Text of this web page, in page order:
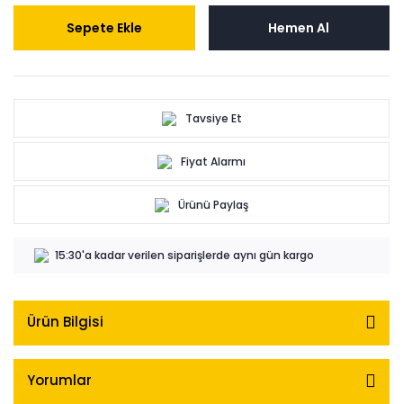
Sepete Ekle Hemen Al
Tavsiye Et
Fiyat Alarmı
Ürünü Paylaş
15:30'a kadar verilen siparişlerde aynı gün kargo
Ürün Bilgisi
Yorumlar